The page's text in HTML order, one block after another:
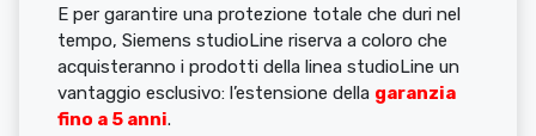
E per garantire una protezione totale che duri nel
tempo, Siemens studioLine riserva a coloro che
acquisteranno i prodotti della linea studioLine un
vantaggio esclusivo: l’estensione della garanzia
fino a 5 anni.